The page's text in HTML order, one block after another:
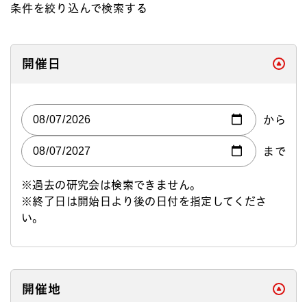
条件を絞り込んで検索する
開催日 閉じる
から
まで
※過去の研究会は検索できません。
※終了日は開始日より後の日付を指定してくださ
い。
開催地 閉じる